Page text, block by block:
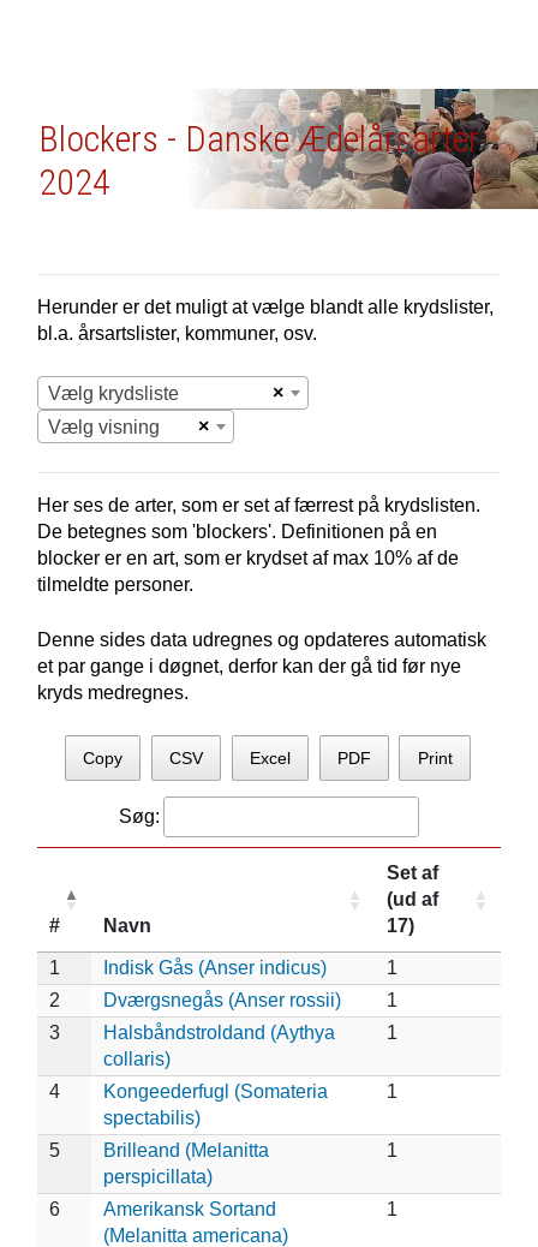
Blockers - Danske Ædelårsarter
2024
Herunder er det muligt at vælge blandt alle krydslister,
bl.a. årsartslister, kommuner, osv.
×
Vælg krydsliste
×
Vælg visning
Her ses de arter, som er set af færrest på krydslisten.
De betegnes som 'blockers'. Definitionen på en
blocker er en art, som er krydset af max 10% af de
tilmeldte personer.
Denne sides data udregnes og opdateres automatisk
et par gange i døgnet, derfor kan der gå tid før nye
kryds medregnes.
Copy CSV Excel PDF Print
Søg:
# Navn
Set af
(ud af
17)
1 Indisk Gås (Anser indicus)
1
2
Dværgsnegås (Anser rossii)
1
3
Halsbåndstroldand (Aythya
collaris)
1
4
Kongeederfugl (Somateria
spectabilis)
1
5
Brilleand (Melanitta
perspicillata)
1
6
Amerikansk Sortand
(Melanitta americana)
1